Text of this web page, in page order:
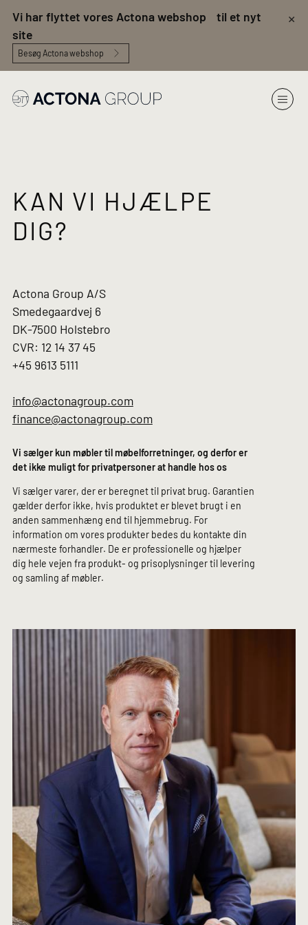
Vi har flyttet vores Actona webshop til et nyt
site
Besøg Actona webshop
×
KAN VI HJÆLPE
DIG?
Actona Group A/S
Smedegaardvej 6
DK-7500 Holstebro
CVR: 12 14 37 45
+45 9613 5111
info@actonagroup.com
finance@actonagroup.com
Vi sælger kun møbler til møbelforretninger, og derfor er
det ikke muligt for privatpersoner at handle hos os
Vi sælger varer, der er beregnet til privat brug. Garantien
gælder derfor ikke, hvis produktet er blevet brugt i en
anden sammenhæng end til hjemmebrug. For
information om vores produkter bedes du kontakte din
nærmeste forhandler. De er professionelle og hjælper
dig hele vejen fra produkt- og prisoplysninger til levering
og samling af møbler.